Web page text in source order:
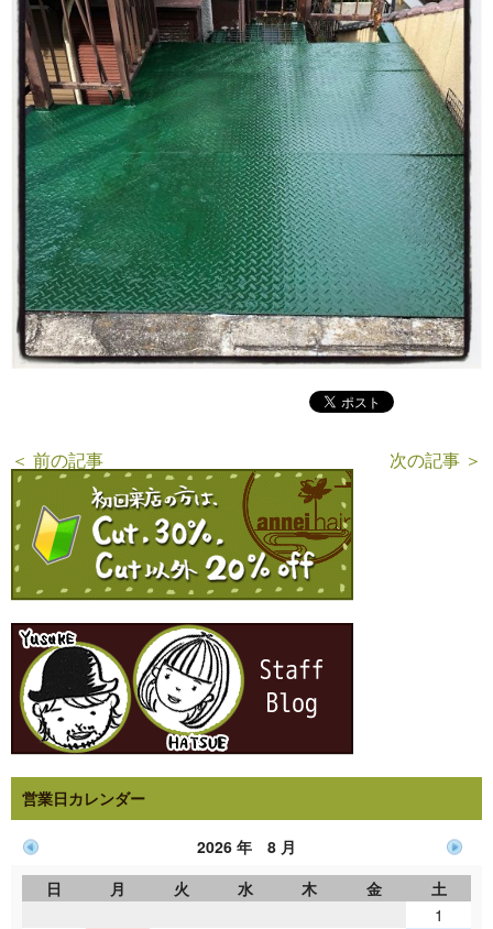
＜ 前の記事 次の記事 ＞
営業日カレンダー
2026 年 8 月
日
月 火 水 木 金
土
1